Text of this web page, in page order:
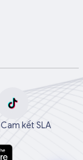
Cam kết SLA